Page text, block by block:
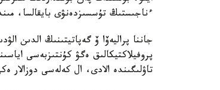
ءناجىستىڭ تۇسسىزدەنۋى بايقالسا،
جاننا پراليەۆا ۆ گەپاتيتىنىڭ الدىن
پروفيلاكتيكالىق ەگۋ كۇنتىزبەسى
تاۋلىگىندە الادى، ال كەلەسى